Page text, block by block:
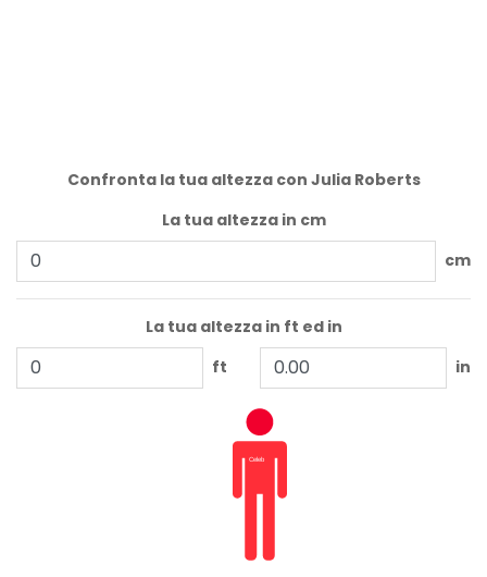
Confronta la tua altezza con Julia Roberts
La tua altezza in cm
cm
La tua altezza in ft ed in
ft
in